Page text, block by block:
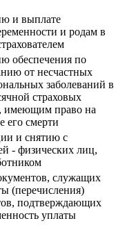
и выплате
и родам в
обеспечения по
от несчастных
заболеваний в
страховых
имеющим право на
его смерти
и снятию с
- физических лиц,
служащих
(перечисления)
подтверждающих
уплаты